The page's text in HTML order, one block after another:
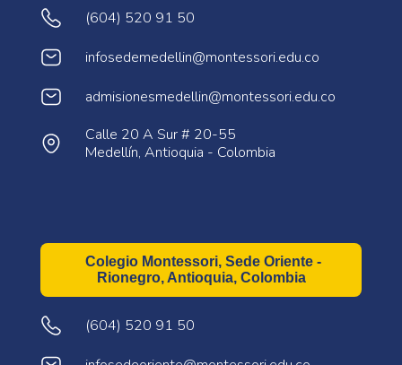
(604) 520 91 50
infosedemedellin@montessori.edu.co
admisionesmedellin@montessori.edu.co
Calle 20 A Sur # 20-55
Medellín, Antioquia - Colombia
Colegio Montessori, Sede Oriente -
Rionegro, Antioquia, Colombia
(604) 520 91 50